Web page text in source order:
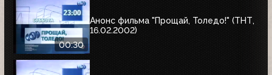
00:30
Анонс фильма "Прощай, Толедо!" (ТНТ,
16.02.2002)